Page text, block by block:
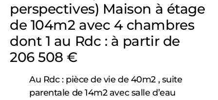
perspectives) Maison à étage
de 104m2 avec 4 chambres
dont 1 au Rdc : à partir de
206 508 €
Au Rdc : pièce de vie de 40m2 , suite
parentale de 14m2 avec salle d’eau